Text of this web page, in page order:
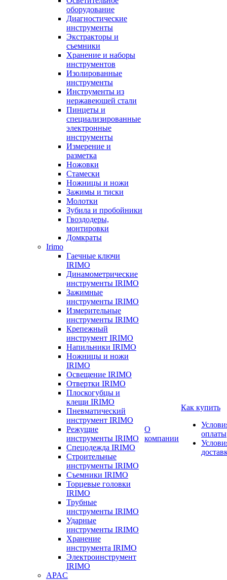
оборудование
Диагностические
инструменты
Экстракторы и
съемники
Хранение и наборы
инструментов
Изолированные
инструменты
Инструменты из
нержавеющей стали
Пинцеты и
специализированные
электронные
инструменты
Измерение и
разметка
Ножовки
Стамески
Ножницы и ножи
Зажимы и тиски
Молотки
Зубила и пробойники
Гвоздодеры,
монтировки
Домкраты
Irimo
Гаечные ключи
IRIMO
Динамометрические
инструменты IRIMO
Зажимные
инструменты IRIMO
Измерительные
инструменты IRIMO
Крепежный
инструмент IRIMO
Напильники IRIMO
Ножницы и ножи
IRIMO
Освещение IRIMO
Отвертки IRIMO
Плоскогубцы и
клещи IRIMO
Пневматический
инструмент IRIMO
Режущие
инструменты IRIMO
Спецодежда IRIMO
Строительные
инструменты IRIMO
Съемники IRIMO
Торцевые головки
IRIMO
Трубные
инструменты IRIMO
Ударные
инструменты IRIMO
Хранение
инструмента IRIMO
Электроинструмент
IRIMO
APAC
О
компании
Как купить
оплаты